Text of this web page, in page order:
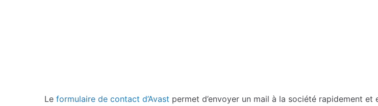
Le formulaire de contact d’Avast permet d’envoyer un mail à la société rapidement et